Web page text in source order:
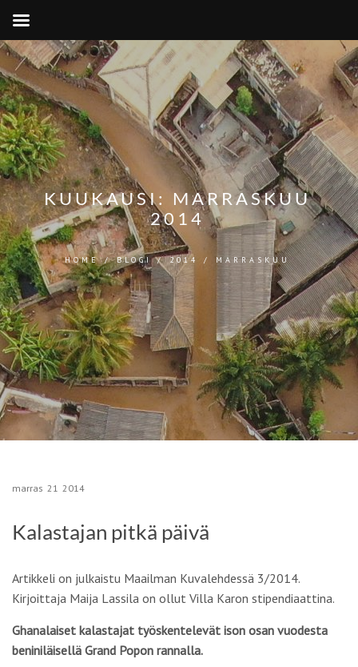
KUUKAUSI: MARRASKUU
2014
HOME/BLOGI/2014 / MARRASKUU
marras 21 2014
Kalastajan pitkä päivä
Artikkeli on julkaistu Maailman Kuvalehdessä 3/2014.
Kirjoittaja Maija Lassila on ollut Villa Karon stipendiaattina.
Ghanalaiset kalastajat työskentelevät ison osan vuodesta
beniniläisellä Grand Popon rannalla.